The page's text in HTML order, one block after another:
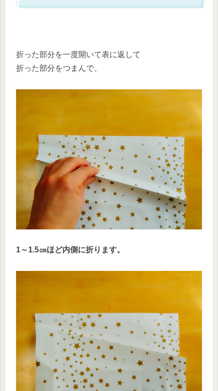
折った部分を一度開いて表に返して
折った部分をつまんで、
1～1.5㎝ほど内側に折ります。